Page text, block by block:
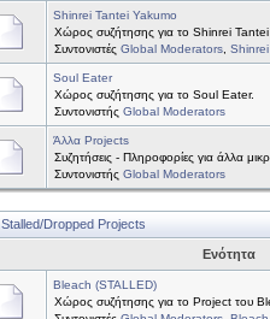
Shinrei Tantei Yakumo
Χώρος συζήτησης για το Shinrei
Συντονιστές Global Moderators
Soul Eater
Χώρος συζήτησης για το Soul Eater.
Συντονιστής Global Moderators
Άλλα Projects
Συζητήσεις - Πληροφορίες για άλλα
Συντονιστής Global Moderators
Stalled/Dropped Projects
Ενότητα
Bleach (STALLED)
Χώρος συζήτησης για το Project του